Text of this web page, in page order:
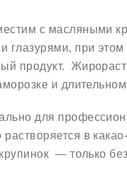
с масляными
при этом
продукт.
и
для
в
— только